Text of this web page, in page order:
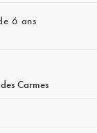
6 ans
Carmes